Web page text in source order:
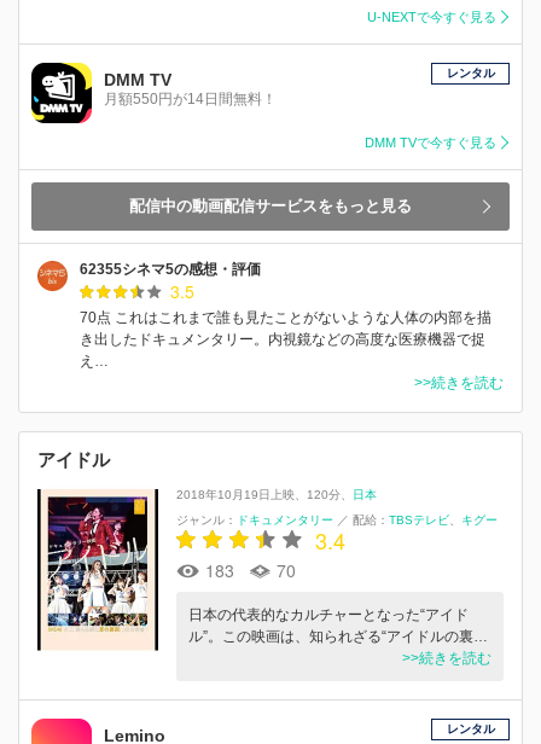
U-NEXTで今すぐ見る
DMM TV
月額550円が14日間無料！
レンタル
DMM TVで今すぐ見る
配信中の動画配信サービスをもっと見る
62355シネマ5の感想・評価
3.5
70点 これはこれまで誰も見たことがないような人体の内部を描
き出したドキュメンタリー。内視鏡などの高度な医療機器で捉
え…
>>続きを読む
アイドル
2018年10月19日上映 120分
日本
ジャンル：
ドキュメンタリー ／ 配給： TBSテレビ キグー
3.4
183 70
日本の代表的なカルチャーとなった“アイド
ル”。この映画は、知られざる“アイドルの裏…
>>続きを読む
Lemino レンタル